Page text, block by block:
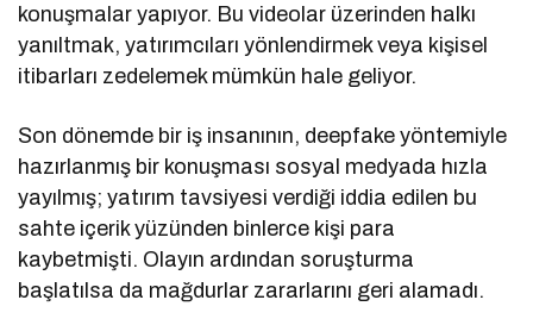
konuşmalar yapıyor. Bu videolar üzerinden halkı
yanıltmak, yatırımcıları yönlendirmek veya kişisel
itibarları zedelemek mümkün hale geliyor.
Son dönemde bir iş insanının, deepfake yöntemiyle
hazırlanmış bir konuşması sosyal medyada hızla
yayılmış; yatırım tavsiyesi verdiği iddia edilen bu
sahte içerik yüzünden binlerce kişi para
kaybetmişti. Olayın ardından soruşturma
başlatılsa da mağdurlar zararlarını geri alamadı.